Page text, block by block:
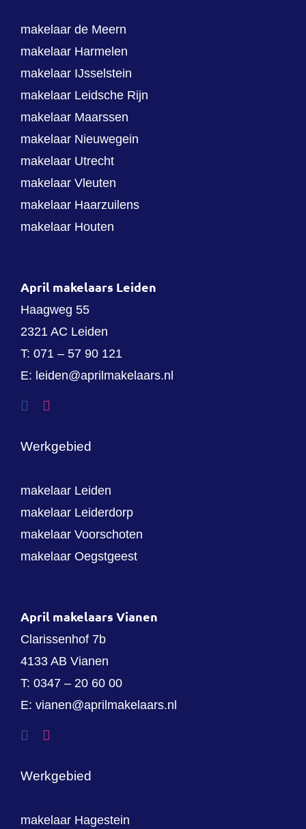
makelaar de Meern
makelaar Harmelen
makelaar IJsselstein
makelaar Leidsche Rijn
makelaar Maarssen
makelaar Nieuwegein
makelaar Utrecht
makelaar Vleuten
makelaar Haarzuilens
makelaar Houten
April makelaars Leiden
Haagweg 55
2321 AC Leiden
T: 071 – 57 90 121
E: leiden@aprilmakelaars.nl
Werkgebied
makelaar Leiden
makelaar Leiderdorp
makelaar Voorschoten
makelaar Oegstgeest
April makelaars Vianen
Clarissenhof 7b
4133 AB Vianen
T: 0347 – 20 60 00
E: vianen@aprilmakelaars.nl
Werkgebied
makelaar Hagestein